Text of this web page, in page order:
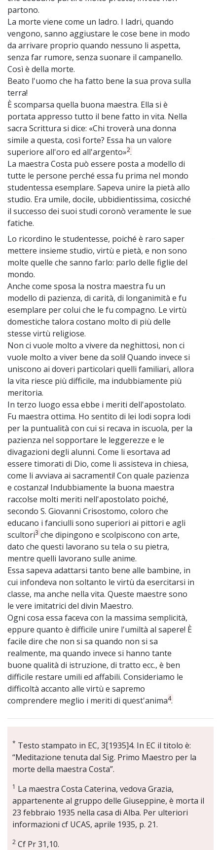
partono.
La morte viene come un ladro. I ladri, quando
vengono, sanno aggiustare le cose bene in modo
da arrivare proprio quando nessuno li aspetta,
senza far rumore, senza suonare il campanello.
Così è della morte.
Beato l'uomo che ha fatto bene la sua prova sulla
terra!
È scomparsa quella buona maestra. Ella si è
portata appresso tutto il bene fatto in vita. Nella
sacra Scrittura si dice: «Chi troverà una donna
simile a questa, così forte? Essa ha un valore
superiore all'oro ed all'argento»2.
La maestra Costa può essere posta a modello di
tutte le persone perché essa fu prima nel mondo
studentessa esemplare. Sapeva unire la pietà allo
studio. Era umile, docile, ubbidientissima, cosicché
il successo dei suoi studi coronò veramente le sue
fatiche.
Lo ricordino le studentesse, poiché è raro saper
mettere insieme studio, virtù e pietà, e non sono
molte quelle che sanno farlo: parlo delle figlie del
mondo.
Anche come sposa la nostra maestra fu un
modello di pazienza, di carità, di longanimità e fu
esemplare per colui che le fu compagno. Le virtù
domestiche talora costano molto di più delle
stesse virtù religiose.
Non ci vuole molto a vivere da neghittosi, non ci
vuole molto a viver bene da soli! Quando invece si
uniscono ai doveri particolari quelli familiari, allora
la vita riesce più difficile, ma indubbiamente più
meritoria.
In terzo luogo essa ebbe i meriti dell'apostolato.
Fu maestra ottima. Ho sentito di lei lodi sopra lodi
per la puntualità con cui si recava in iscuola, per la
pazienza nel sopportare le leggerezze e le
divagazioni degli alunni. Come li esortava ad
essere timorati di Dio, come li assisteva in chiesa,
come li avviava ai sacramenti! Con quale pazienza
e costanza! Indubbiamente la buona maestra
raccolse molti meriti nell'apostolato poiché,
secondo S. Giovanni Crisostomo, coloro che
educano i fanciulli sono superiori ai pittori e agli
scultori3 che dipingono e scolpiscono con arte,
dato che questi lavorano su tela o su pietra,
mentre quelli lavorano sulle anime.
Essa sapeva adattarsi tanto bene alle bambine, in
cui infondeva non soltanto le virtù da esercitarsi in
classe, ma anche nella vita. Queste maestre sono
le vere imitatrici del divin Maestro.
Ogni cosa essa faceva con la massima semplicità,
eppure quanto è difficile unire l'umiltà al sapere! È
facile dire che non si sa quando non si sa
realmente, ma quando invece si hanno tante
buone qualità di istruzione, di tratto ecc., è ben
difficile restare umili ed affabili. Consideriamo le
difficoltà accanto alle virtù e sapremo
comprendere meglio i meriti di quest'anima4.
* Testo stampato in EC, 3[1935]4. In EC il titolo è:
“Meditazione tenuta dal Sig. Primo Maestro per la
morte della maestra Costa”.
1 La maestra Costa Caterina, vedova Grazia,
appartenente al gruppo delle Giuseppine, è morta il
23 febbraio 1935 nella casa di Alba. Per ulteriori
informazioni cf UCAS, aprile 1935, p. 21.
2 Cf Pr 31,10.